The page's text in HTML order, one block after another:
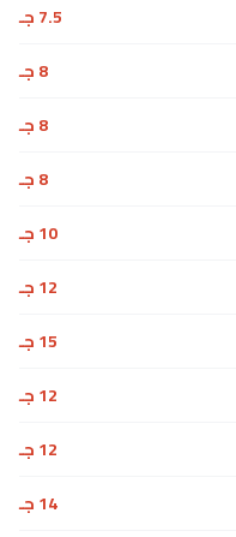
7.5 جـ
8 جـ
8 جـ
8 جـ
10 جـ
12 جـ
15 جـ
12 جـ
12 جـ
14 جـ